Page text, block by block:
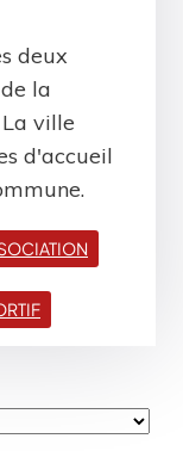
deux
la
ville
d'accueil